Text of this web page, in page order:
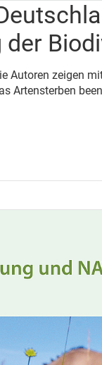
der
Autoren zeigen
Artensterben